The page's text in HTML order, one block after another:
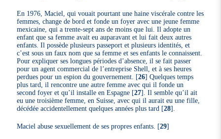
En 1976, Maciel, qui vouait pourtant une haine viscérale contre les
femmes, change de bord et fonde un foyer avec une jeune femme
mexicaine, qui a trente-sept ans de moins que lui. Il adopte un
enfant que sa femme avait eu auparavant et lui fait deux autres
enfants. Il possède plusieurs passeport et plusieurs identités, et
c’est sous un faux nom que sa femme et ses enfants le connaissent.
Pour expliquer ses longues périodes d’absence, il se fait passer
pour un agent commercial de l’entreprise Shell, et à ses heures
perdues pour un espion du gouvernement. [26] Quelques temps
plus tard, il rencontre une autre femme avec qui il fonde un
second foyer et qu’il installe en Espagne [27] . Il semble qu’il ait
eu une troisième femme, en Suisse, avec qui il aurait eu une fille,
décédée accidentellement quelques années plus tard [28]
Maciel abuse sexuellement de ses propres enfants. [29]